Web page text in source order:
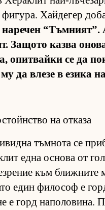
фи­гу­ра. Хай­де­гер
“Тъм­ни­ят”.
За­щото казва
опит­вайки се да
му да влезе в езика
на отказа
тъм­нота се
една ос­нова от
към ближ­ните
един фи­ло­соф е
е горд на­по­ло­ви­на.